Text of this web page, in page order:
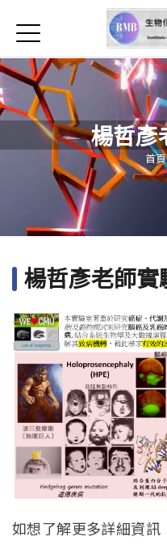
首頁
最新消息
本所簡介
師資
研究亮點
Open submenu (學
學生專區
法規辦法
招生資訊
Eng
Jump
Jump
楊哲彥
您
首頁
楊哲彥老師實
如想了解更多詳細資訊